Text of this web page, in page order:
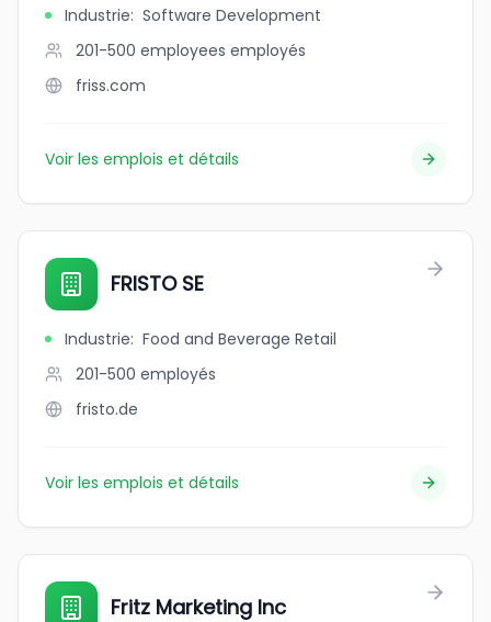
Industrie: Software Development
201-500 employees employés
friss.com
Voir les emplois et détails
FRISTO SE
Industrie: Food and Beverage Retail
201-500 employés
fristo.de
Voir les emplois et détails
Fritz Marketing Inc